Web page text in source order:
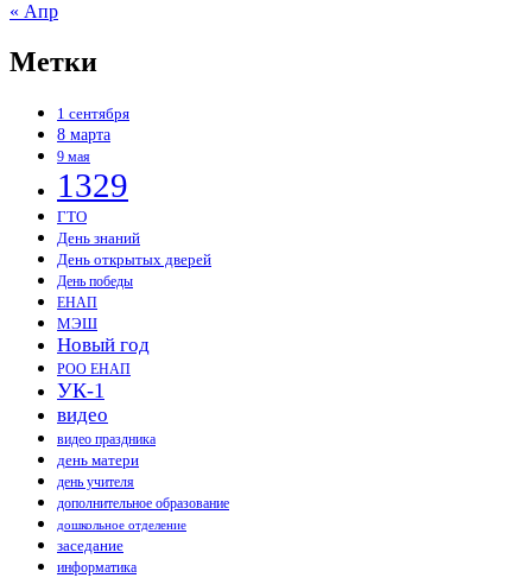
« Апр
Метки
1 сентября
8 марта
9 мая
1329
ГТО
День знаний
День открытых дверей
День победы
ЕНАП
МЭШ
Новый год
РОО ЕНАП
УК-1
видео
видео праздника
день матери
день учителя
дополнительное образование
дошкольное отделение
заседание
информатика